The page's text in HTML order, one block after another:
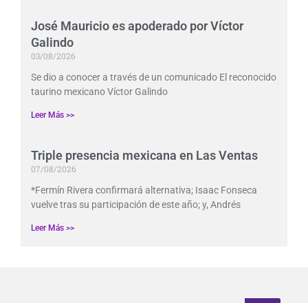
José Mauricio es apoderado por Víctor
Galindo
03/08/2026
Se dio a conocer a través de un comunicado El reconocido
taurino mexicano Víctor Galindo
Leer Más >>
Triple presencia mexicana en Las Ventas
07/08/2026
*Fermín Rivera confirmará alternativa; Isaac Fonseca
vuelve tras su participación de este año; y, Andrés
Leer Más >>